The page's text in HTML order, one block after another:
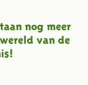
nog meer
van de